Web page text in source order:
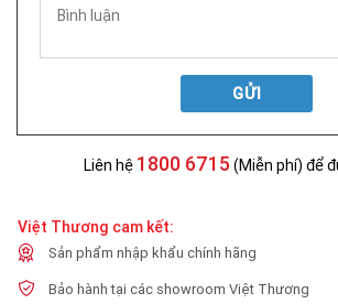
GỬI
Liên hệ 1800 6715 (Miễn phí) để
Việt Thương cam kết:
Sản phẩm nhập khẩu chính hãng
Bảo hành tại các showroom Việt Thương